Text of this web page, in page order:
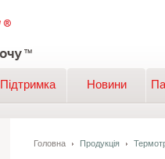
Підтримка Новини
Головна Продукція